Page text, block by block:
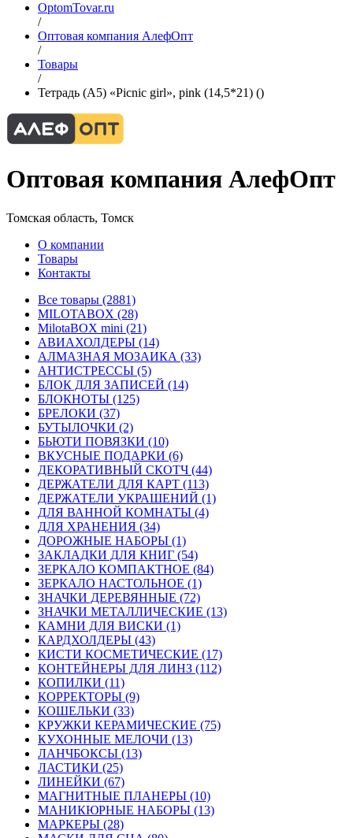
OptomTovar.ru
/
Оптовая компания АлефОпт
/
Товары
/
Тетрадь (A5) «Picnic girl», pink (14,5*21) ()
Оптовая компания АлефОпт
Томская область, Томск
О компании
Товары
Контакты
Все товары (2881)
MILOTABOX (28)
MilotaBOX mini (21)
АВИАХОЛДЕРЫ (14)
АЛМАЗНАЯ МОЗАИКА (33)
АНТИСТРЕССЫ (5)
БЛОК ДЛЯ ЗАПИСЕЙ (14)
БЛОКНОТЫ (125)
БРЕЛОКИ (37)
БУТЫЛОЧКИ (2)
БЬЮТИ ПОВЯЗКИ (10)
ВКУСНЫЕ ПОДАРКИ (6)
ДЕКОРАТИВНЫЙ СКОТЧ (44)
ДЕРЖАТЕЛИ ДЛЯ КАРТ (113)
ДЕРЖАТЕЛИ УКРАШЕНИЙ (1)
ДЛЯ ВАННОЙ КОМНАТЫ (4)
ДЛЯ ХРАНЕНИЯ (34)
ДОРОЖНЫЕ НАБОРЫ (1)
ЗАКЛАДКИ ДЛЯ КНИГ (54)
ЗЕРКАЛО КОМПАКТНОЕ (84)
ЗЕРКАЛО НАСТОЛЬНОЕ (1)
ЗНАЧКИ ДЕРЕВЯННЫЕ (72)
ЗНАЧКИ МЕТАЛЛИЧЕСКИЕ (13)
КАМНИ ДЛЯ ВИСКИ (1)
КАРДХОЛДЕРЫ (43)
КИСТИ КОСМЕТИЧЕСКИЕ (17)
КОНТЕЙНЕРЫ ДЛЯ ЛИНЗ (112)
КОПИЛКИ (11)
КОРРЕКТОРЫ (9)
КОШЕЛЬКИ (33)
КРУЖКИ КЕРАМИЧЕСКИЕ (75)
КУХОННЫЕ МЕЛОЧИ (13)
ЛАНЧБОКСЫ (13)
ЛАСТИКИ (25)
ЛИНЕЙКИ (67)
МАГНИТНЫЕ ПЛАНЕРЫ (10)
МАНИКЮРНЫЕ НАБОРЫ (13)
МАРКЕРЫ (28)